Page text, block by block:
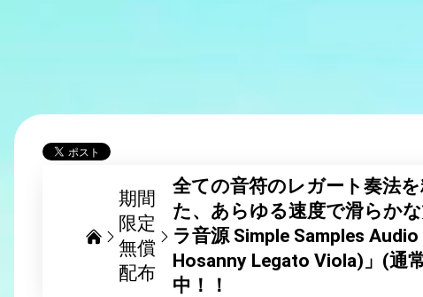
期間
限定
無償
配布
全ての音符のレガート奏法
た、あらゆる速度で滑らか
ラ音源 Simple Samples
Hosanny Legato Viola)」(通
中！！